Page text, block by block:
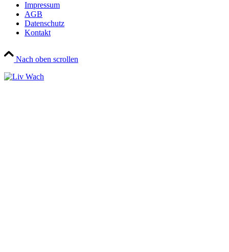
Impressum
AGB
Datenschutz
Kontakt
Nach oben scrollen